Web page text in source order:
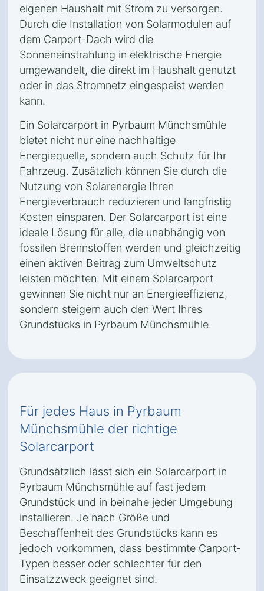
eigenen Haushalt mit Strom zu versorgen.
Durch die Installation von Solarmodulen auf
dem Carport-Dach wird die
Sonneneinstrahlung in elektrische Energie
umgewandelt, die direkt im Haushalt genutzt
oder in das Stromnetz eingespeist werden
kann.
Ein Solarcarport in Pyrbaum Münchsmühle
bietet nicht nur eine nachhaltige
Energiequelle, sondern auch Schutz für Ihr
Fahrzeug. Zusätzlich können Sie durch die
Nutzung von Solarenergie Ihren
Energieverbrauch reduzieren und langfristig
Kosten einsparen. Der Solarcarport ist eine
ideale Lösung für alle, die unabhängig von
fossilen Brennstoffen werden und gleichzeitig
einen aktiven Beitrag zum Umweltschutz
leisten möchten. Mit einem Solarcarport
gewinnen Sie nicht nur an Energieeffizienz,
sondern steigern auch den Wert Ihres
Grundstücks in Pyrbaum Münchsmühle.
Für jedes Haus in Pyrbaum
Münchsmühle der richtige
Solarcarport
Grundsätzlich lässt sich ein Solarcarport in
Pyrbaum Münchsmühle auf fast jedem
Grundstück und in beinahe jeder Umgebung
installieren. Je nach Größe und
Beschaffenheit des Grundstücks kann es
jedoch vorkommen, dass bestimmte Carport-
Typen besser oder schlechter für den
Einsatzzweck geeignet sind.